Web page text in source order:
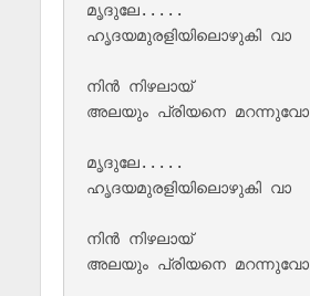
മൃദുലേ.....
ഹൃദയമുരളിയിലൊഴുകി വാ
നിൻ നിഴലായ്
അലയും പ്രിയനെ മറന്നുവോ
മൃദുലേ.....
ഹൃദയമുരളിയിലൊഴുകി വാ
നിൻ നിഴലായ്
അലയും പ്രിയനെ മറന്നുവോ